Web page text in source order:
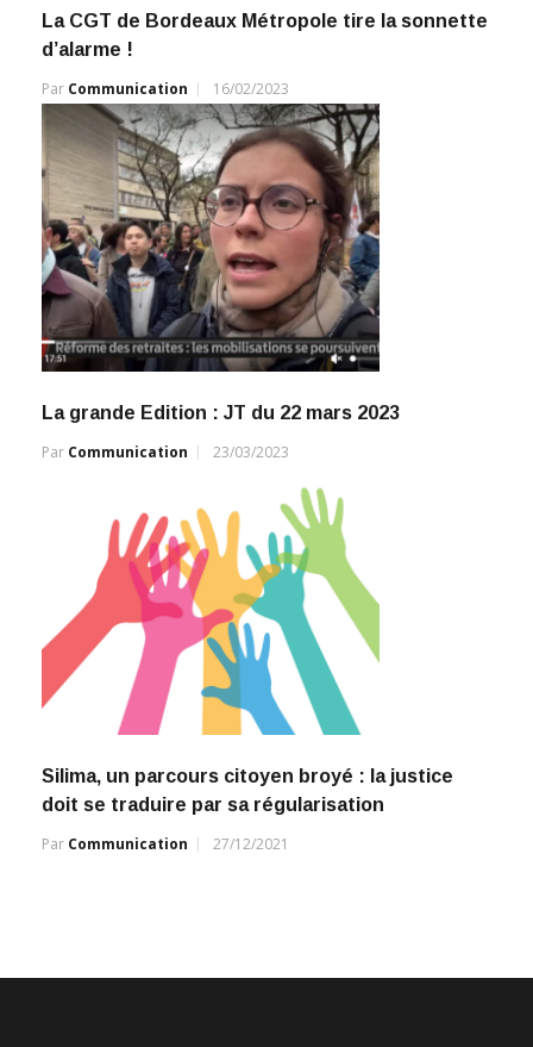
La CGT de Bordeaux Métropole tire la sonnette
d’alarme !
Par Communication 16/02/2023
La grande Edition : JT du 22 mars 2023
Par Communication 23/03/2023
Silima, un parcours citoyen broyé : la justice
doit se traduire par sa régularisation
Par Communication 27/12/2021